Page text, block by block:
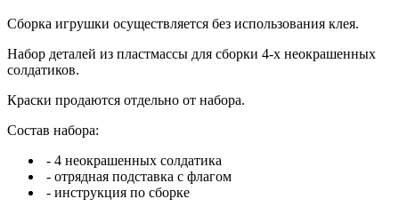
Сборка игрушки осуществляется без использования клея.
Набор деталей из пластмассы для сборки 4-х неокрашенных
солдатиков.
Краски продаются отдельно от набора.
Состав набора:
- 4 неокрашенных солдатика
- отрядная подставка с флагом
- инструкция по сборке